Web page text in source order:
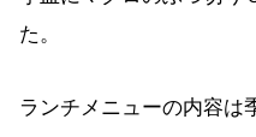
た。
ランチメニューの内容は